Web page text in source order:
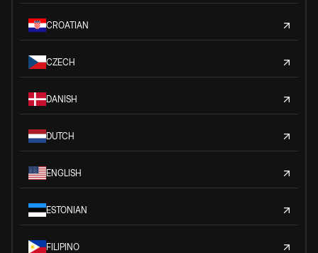
CROATIAN
CZECH
DANISH
DUTCH
ENGLISH
ESTONIAN
FILIPINO